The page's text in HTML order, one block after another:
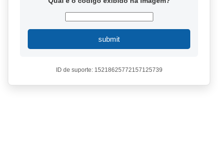
submit
ID de suporte: 15218625772157125739